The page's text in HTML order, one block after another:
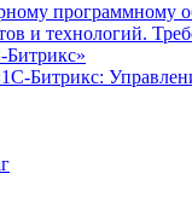
программному
и технологий.
Битрикс»
Битрикс: